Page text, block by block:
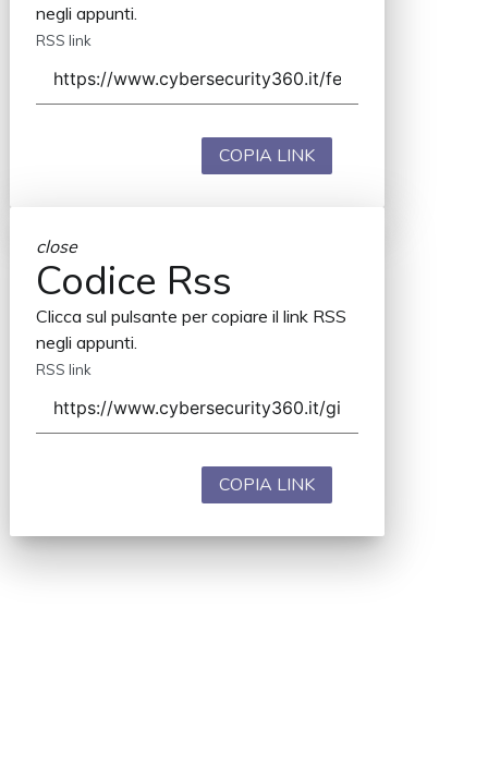
negli appunti.
RSS link
COPIA LINK
close
Codice Rss
Clicca sul pulsante per copiare il link RSS
negli appunti.
RSS link
COPIA LINK